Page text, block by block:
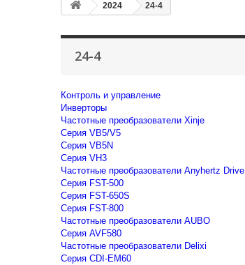
2024 24-4
24-4
Контроль и управление
Инверторы
Частотные преобразователи Xinje
Cерия VB5/V5
Cерия VB5N
Cерия VH3
Частотные преобразователи Anyhertz Drive
Серия FST-500
Серия FST-650S
Серия FST-800
Частотные преобразователи AUBO
Серия AVF580
Частотные преобразователи Delixi
Серия CDI-EM60